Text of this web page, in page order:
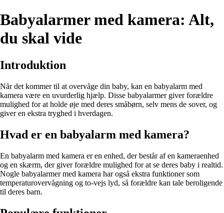
Babyalarmer med kamera: Alt,
du skal vide
Introduktion
Når det kommer til at overvåge din baby, kan en babyalarm med
kamera være en uvurderlig hjælp. Disse babyalarmer giver forældre
mulighed for at holde øje med deres småbørn, selv mens de sover, og
giver en ekstra tryghed i hverdagen.
Hvad er en babyalarm med kamera?
En babyalarm med kamera er en enhed, der består af en kameraenhed
og en skærm, der giver forældre mulighed for at se deres baby i realtid.
Nogle babyalarmer med kamera har også ekstra funktioner som
temperaturovervågning og to-vejs lyd, så forældre kan tale beroligende
til deres barn.